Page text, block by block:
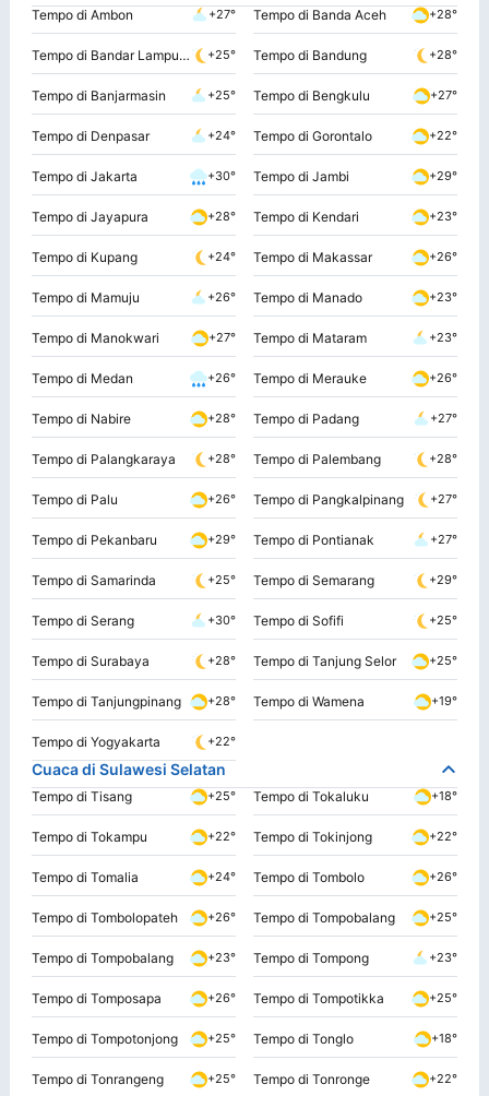
Tempo di Ambon +27° Tempo di Banda Aceh +28°
Tempo di Bandar Lampung +25° Tempo di Bandung +28°
Tempo di Banjarmasin +25° Tempo di Bengkulu +27°
Tempo di Denpasar +24° Tempo di Gorontalo +22°
Tempo di Jakarta +30° Tempo di Jambi +29°
Tempo di Jayapura +28° Tempo di Kendari +23°
Tempo di Kupang +24° Tempo di Makassar +26°
Tempo di Mamuju +26° Tempo di Manado +23°
Tempo di Manokwari +27° Tempo di Mataram +23°
Tempo di Medan +26° Tempo di Merauke +26°
Tempo di Nabire +28° Tempo di Padang +27°
Tempo di Palangkaraya +28° Tempo di Palembang +28°
Tempo di Palu +26° Tempo di Pangkalpinang +27°
Tempo di Pekanbaru +29° Tempo di Pontianak +27°
Tempo di Samarinda +25° Tempo di Semarang +29°
Tempo di Serang +30° Tempo di Sofifi +25°
Tempo di Surabaya +28° Tempo di Tanjung Selor +25°
Tempo di Tanjungpinang +28° Tempo di Wamena +19°
Tempo di Yogyakarta +22°
Cuaca di Sulawesi Selatan
Tempo di Tisang +25° Tempo di Tokaluku +18°
Tempo di Tokampu +22° Tempo di Tokinjong +22°
Tempo di Tomalia +24° Tempo di Tombolo +26°
Tempo di Tombolopateh +26° Tempo di Tompobalang +25°
Tempo di Tompobalang +23° Tempo di Tompong +23°
Tempo di Tomposapa +26° Tempo di Tompotikka +25°
Tempo di Tompotonjong +25° Tempo di Tonglo +18°
Tempo di Tonrangeng +25° Tempo di Tonronge +22°